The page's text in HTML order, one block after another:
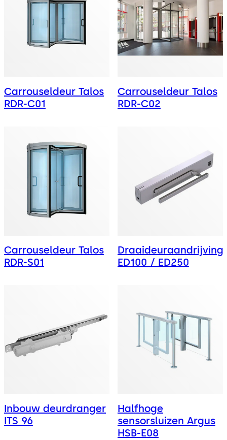
Carrouseldeur Talos
RDR-C01
Carrouseldeur Talos
RDR-C02
Carrouseldeur Talos
RDR-S01
Draaideuraandrijving
ED100 / ED250
Inbouw deurdranger
ITS 96
Halfhoge
sensorsluizen Argus
HSB-E08